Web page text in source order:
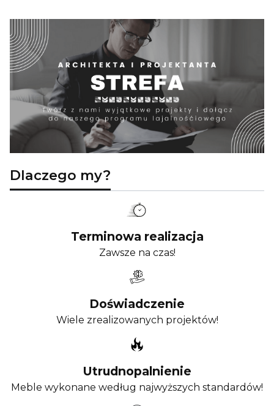
Dlaczego my?
Terminowa realizacja
Zawsze na czas!
Doświadczenie
Wiele zrealizowanych projektów!
Utrudnopalnienie
Meble wykonane według najwyższych standardów!